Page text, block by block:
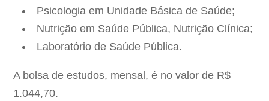
Psicologia em Unidade Básica de Saúde;
Nutrição em Saúde Pública, Nutrição Clínica;
Laboratório de Saúde Pública.
A bolsa de estudos, mensal, é no valor de R$
1.044,70.